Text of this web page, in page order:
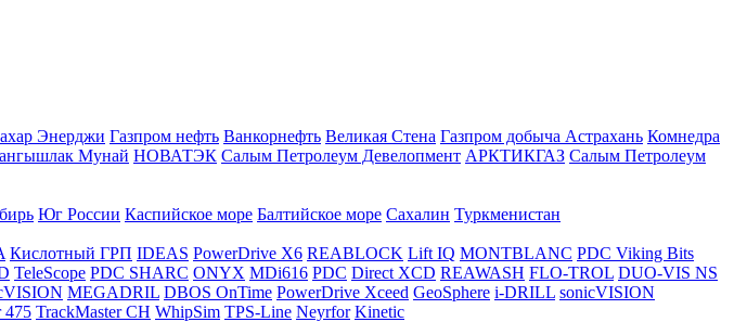
Энерджи Газпром нефть Ванкорнефть Великая Стена Газпром добыча Астрахань Комнедра
Мунай НОВАТЭК Салым Петролеум Девелопмент АРКТИКГАЗ Салым Петролеум
Юг России Каспийское море Балтийское море Сахалин Туркменистан
Кислотный ГРП IDEAS PowerDrive X6 REABLOCK Lift IQ MONTBLANC PDC Viking Bits
TeleScope PDC SHARC ONYX MDi616 PDC Direct XCD REAWASH FLO-TROL DUO-VIS NS
MEGADRIL DBOS OnTime PowerDrive Xceed GeoSphere i-DRILL sonicVISION
475 TrackMaster CH WhipSim TPS-Line Neyrfor Kinetic